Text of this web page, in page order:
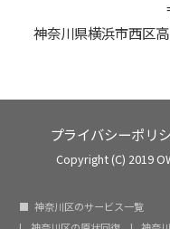
神奈川県横浜市西区
プライバシーポリ
Copyright (C) 2019
神奈川区のサービス一覧